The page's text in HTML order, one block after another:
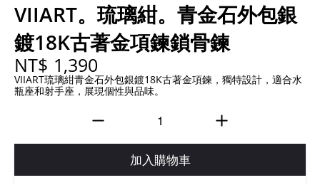
VIIART。琉璃紺。青金石外包銀
鍍18K古著金項鍊鎖骨鍊
NT$ 1,390
VIIART琉璃紺青金石外包銀鍍18K古著金項鍊，獨特設計，適合水
瓶座和射手座，展現個性與品味。
加入購物車